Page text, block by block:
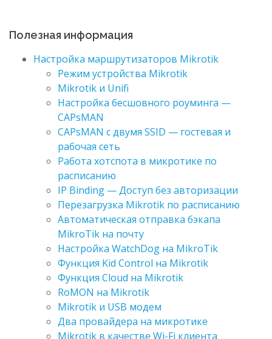
Полезная информация
Настройка маршрутизаторов Mikrotik
Режим устройства Mikrotik
Mikrotik и Unifi
Настройка бесшовного роуминга —
CAPsMAN
CAPsMAN с двумя SSID — гостевая и
рабочая сеть
Работа хотспота в микротике по
расписанию
IP Binding — Доступ без авторизации
Перезагрузка Mikrotik по расписанию
Автоматическая отправка бэкапа
MikroTik на почту
Настройка WatchDog на MikroTik
Функция Kid Control на Mikrotik
Функция Cloud на Mikrotik
RoMON на Mikrotik
Mikrotik и USB модем
Два провайдера на микротике
Mikrotik в качестве Wi-Fi клиента